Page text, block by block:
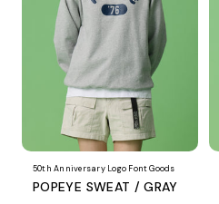
50th Anniversary Logo Font Goods
POPEYE SWEAT / GRAY